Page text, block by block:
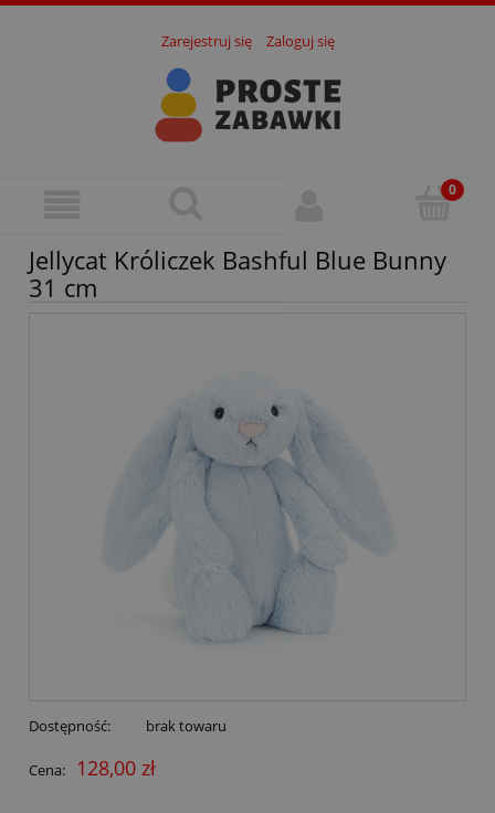
Zarejestruj się Zaloguj się
Jellycat Króliczek Bashful Blue Bunny
31 cm
Dostępność: brak towaru
Cena: 128,00 zł